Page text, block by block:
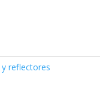
reflectores